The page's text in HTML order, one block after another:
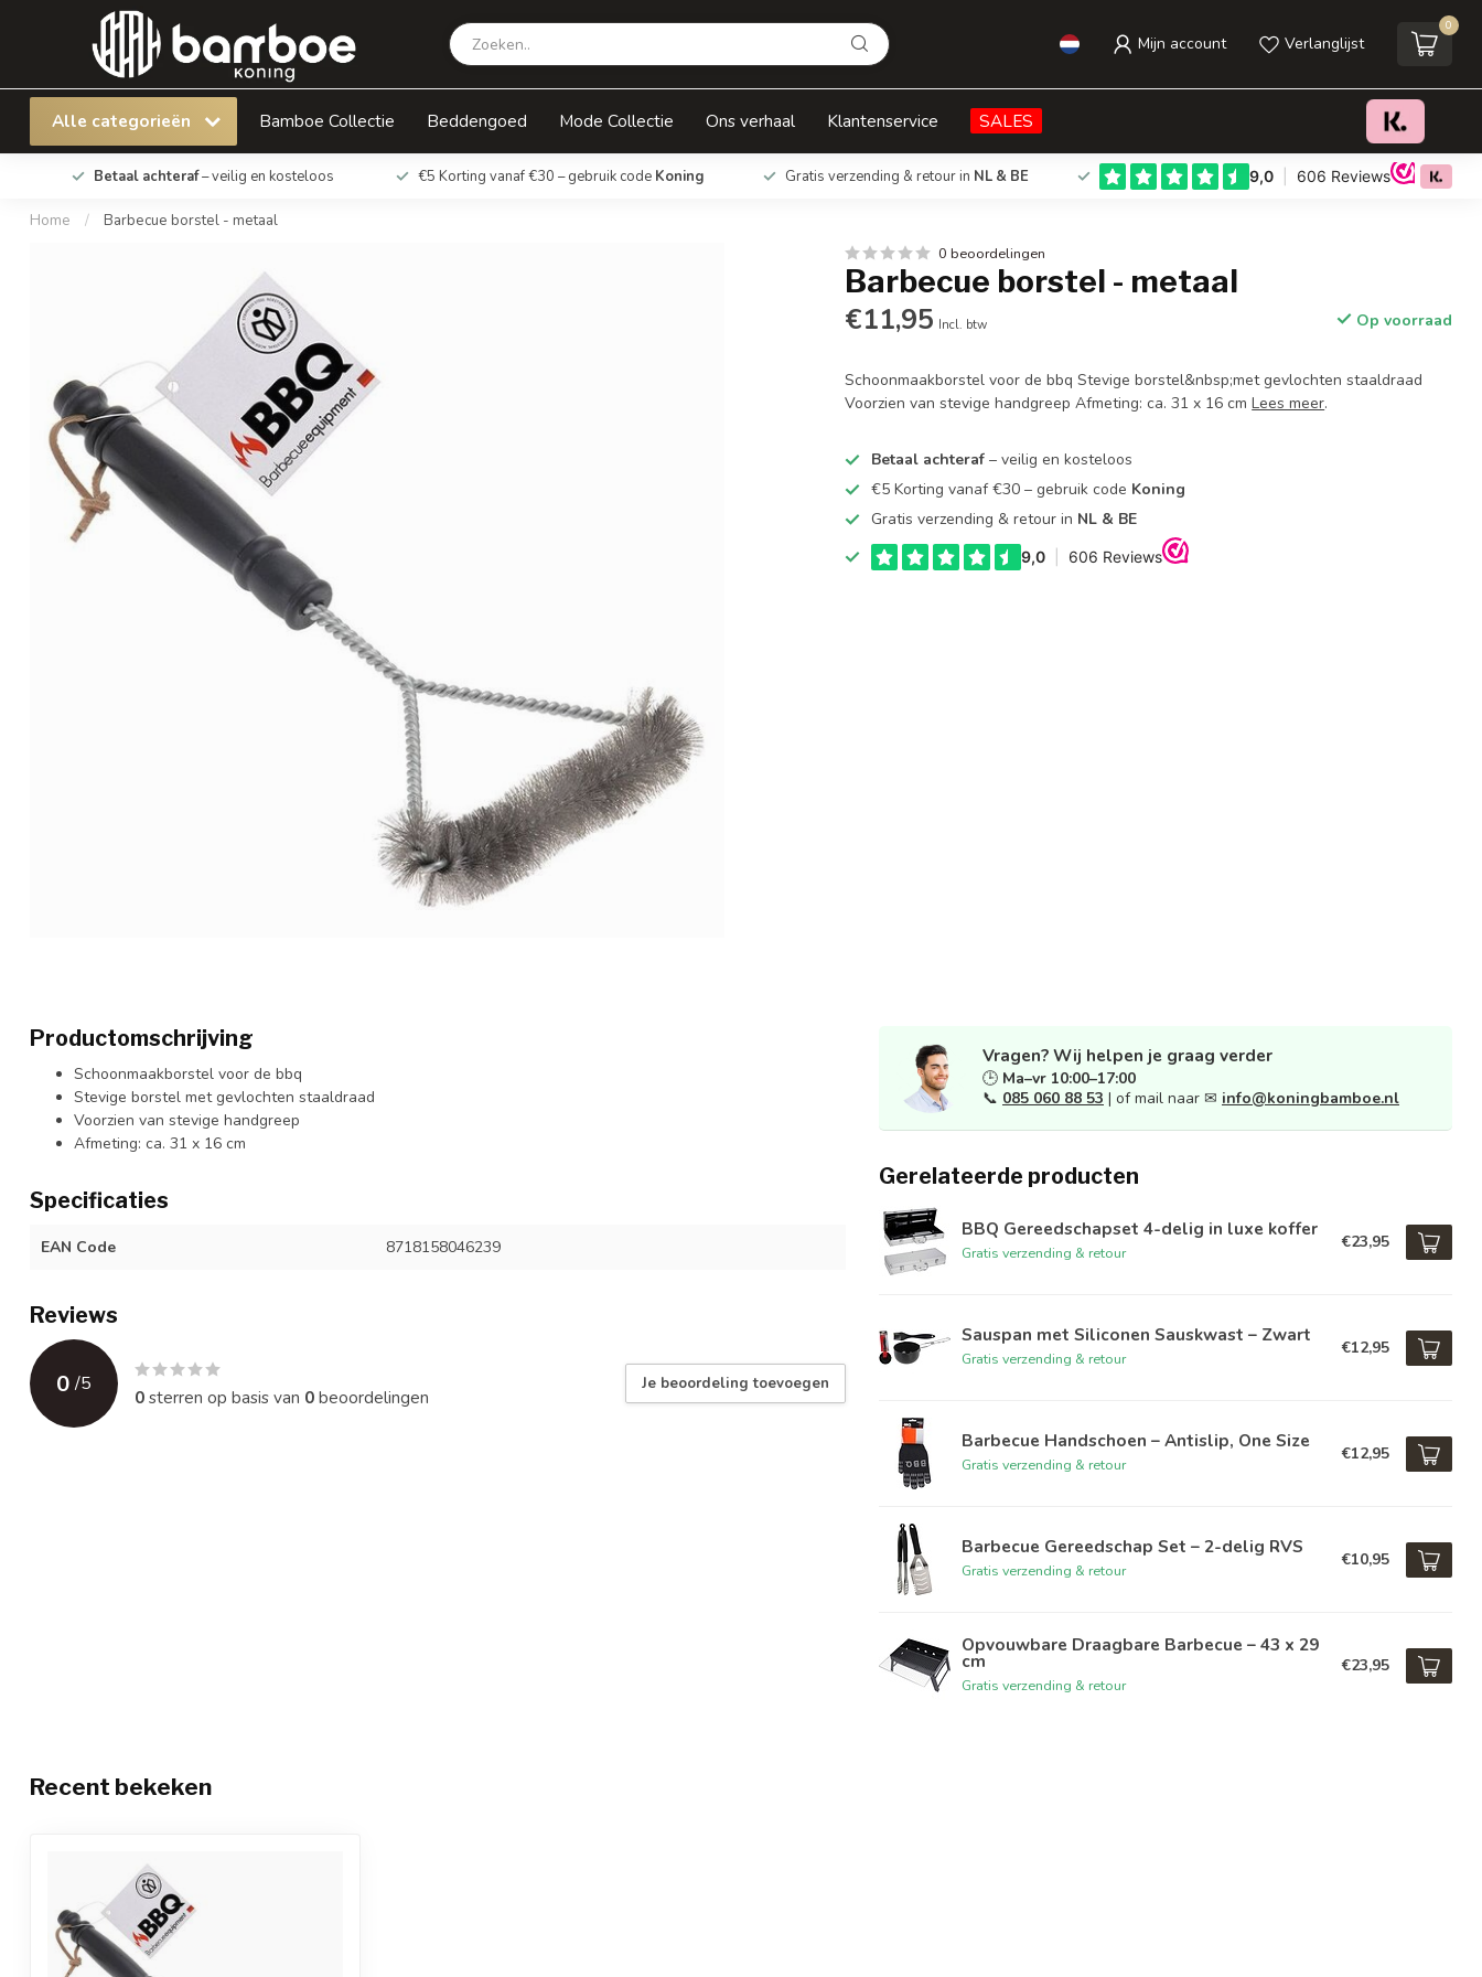
Mijn account Verlanglijst
0
Alle categorieën Bamboe Collectie Beddengoed Mode Collectie Ons verhaal Klantenservice SALES
Betaal achteraf– veilig en kosteloos €5 Korting vanaf €30 – gebruik code Koning Gratis verzending & retour in NL & BE
Home / Barbecue borstel - metaal
Barbecue borstel - metaal Toevoegen aan winkelwagen
0 beoordelingen
Barbecue borstel - metaal
€11,95 Incl. btw Op voorraad
Schoonmaakborstel voor de bbq Stevige borstel&nbsp;met gevlochten staaldraad
Voorzien van stevige handgreep Afmeting: ca. 31 x 16 cmLees meer.
Betaal achteraf – veilig en kosteloos
€5 Korting vanaf €30 – gebruik code Koning
Gratis verzending & retour in NL & BE
Productomschrijving
Schoonmaakborstel voor de bbq
Stevige borstel met gevlochten staaldraad
Voorzien van stevige handgreep
Afmeting: ca. 31 x 16 cm
Specificaties
EAN Code 8718158046239
Reviews
0 /5
0sterren op basis van 0beoordelingen
Je beoordeling toevoegen
Vragen? Wij helpen je graag verder
🕒 Ma–vr 10:00–17:00
📞 085 060 88 53 | of mail naar ✉ info@koningbamboe.nl
Gerelateerde producten
BBQ Gereedschapset 4-delig in luxe koffer
Gratis verzending & retour
€23,95
Sauspan met Siliconen Sauskwast – Zwart
Gratis verzending & retour
€12,95
Barbecue Handschoen – Antislip, One Size
Gratis verzending & retour
€12,95
Barbecue Gereedschap Set – 2-delig RVS
Gratis verzending & retour
€10,95
Opvouwbare Draagbare Barbecue – 43 x 29
cm
Gratis verzending & retour
€23,95
Recent bekeken